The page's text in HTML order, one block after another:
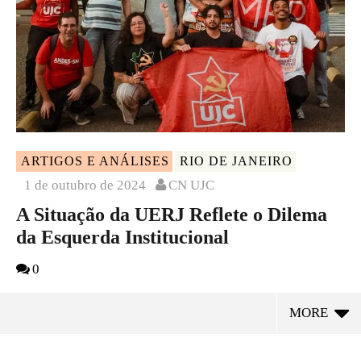
ARTIGOS E ANÁLISES RIO DE JANEIRO
1 de outubro de 2024 CN UJC
A Situação da UERJ Reflete o Dilema
da Esquerda Institucional
0
MORE